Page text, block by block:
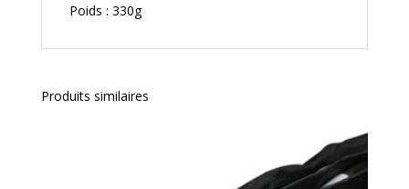
Poids : 330g
Produits similaires